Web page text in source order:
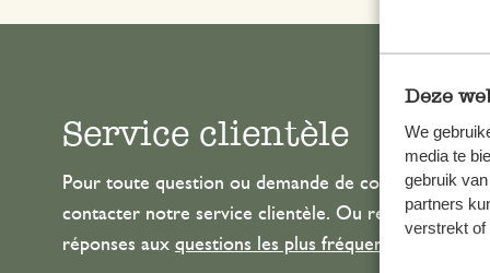
Deze
We
media te
gebruik
partners
verstrekt of
Service clientèle
Pour toute question ou demande de conseil ou
contacter notre service clientèle. Ou retrouvez ici
réponses aux questions les plus fréquemment posées